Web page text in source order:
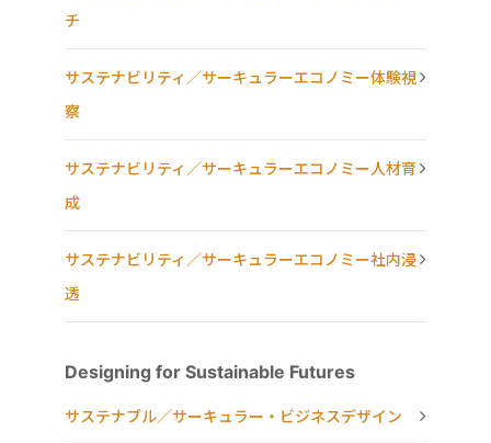
チ
サステナビリティ／サーキュラーエコノミー体験視
察
サステナビリティ／サーキュラーエコノミー人材育
成
サステナビリティ／サーキュラーエコノミー社内浸
透
Designing for Sustainable Futures
サステナブル／サーキュラー・ビジネスデザイン